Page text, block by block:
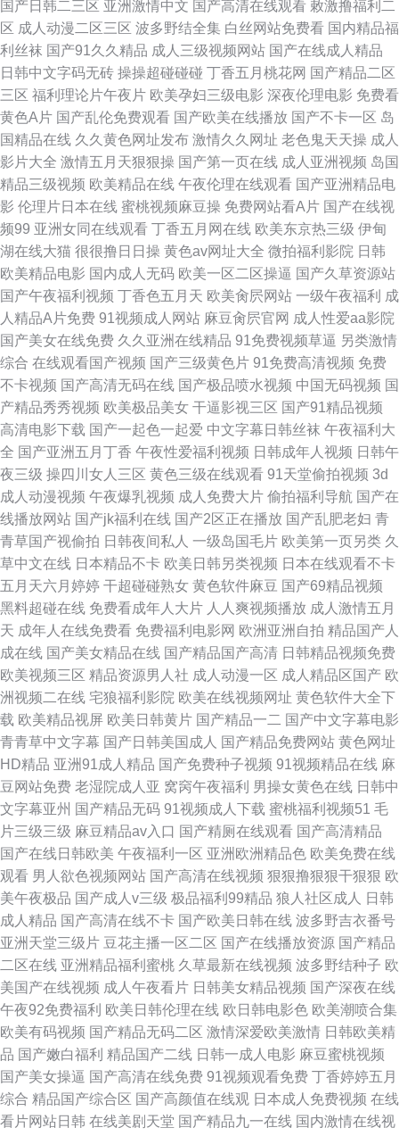
频在玩播放 欧美岛国国产干 欧美综合在线 日韩三级麻豆传媒网站 午夜AA网
站 亚洲在线黄网站 97超碰青青 欧美性爱SSS 91爱爱网站 91深夜电影 99国
产金品 波多野洁衣电影巨乳3 后入白虎穴 久久国产色 蜜乳视频91 欧美A片
视频在线 屁屁影院一区 日韩影片第4页 伪娘天堂人妖 亚洲色综合tv 91视频
网址在线 国产精品女6区 麻豆AV影视大全 最新av中文 91黑桃欧美 99热精品
25 国产精品天 久久国产婷婷精品综合 欧美精品久久高清资源
国产日韩二三区 亚洲激情中文 国产高清在线观看 敕激撸福利二
区 成人动漫二区三区 波多野结全集 白丝网站免费看 国内精品福
利丝袜 国产91久久精品 成人三级视频网站 国产在线成人精品
日韩中文字码无砖 操操超碰碰碰 丁香五月桃花网 国产精品二区
三区 福利理论片午夜片 欧美孕妇三级电影 深夜伦理电影 免费看
黄色A片 国产乱伦免费观看 国产欧美在线播放 国产不卡一区 岛
国精品在线 久久黄色网址发布 激情久久网址 老色鬼天天操 成人
影片大全 激情五月天狠狠操 国产第一页在线 成人亚洲视频 岛国
精品三级视频 欧美精品在线 午夜伦理在线观看 国产亚洲精品电
影 伦理片日本在线 蜜桃视频麻豆操 免费网站看A片 国产在线视
频99 亚洲女同在线观看 丁香五月网在线 欧美东京热三级 伊甸
湖在线大猫 很很撸日日操 黄色av网址大全 微拍福利影院 日韩
欧美精品电影 国内成人无码 欧美一区二区操逼 国产久草资源站
国产午夜福利视频 丁香色五月天 欧美肏屄网站 一级午夜福利 成
人精品A片免费 91视频成人网站 麻豆肏屄官网 成人性爱aa影院
国产美女在线免费 久久亚洲在线精品 91免费视频草逼 另类激情
综合 在线观看国产视频 国产三级黄色片 91免费高清视频 免费
不卡视频 国产高清无码在线 国产极品喷水视频 中国无码视频 国
产精品秀秀视频 欧美极品美女 干逼影视三区 国产91精品视频
高清电影下载 国产一起色一起爱 中文字幕日韩丝袜 午夜福利大
全 国产亚洲五月丁香 午夜性爱福利视频 日韩成年人视频 日韩午
夜三级 操四川女人三区 黄色三级在线观看 91天堂偷拍视频 3d
成人动漫视频 午夜爆乳视频 成人免费大片 偷拍福利导航 国产在
线播放网站 国产jk福利在线 国产2区正在播放 国产乱肥老妇 青
青草国产视偷拍 日韩夜间私人 一级岛国毛片 欧美第一页另类 久
草中文在线 日本精品不卡 欧美日韩另类视频 日本在线观看不卡
五月天六月婷婷 干超碰碰熟女 黄色软件麻豆 国产69精品视频
黑料超碰在线 免费看成年人大片 人人爽视频播放 成人激情五月
天 成年人在线免费看 免费福利电影网 欧洲亚洲自拍 精品国产人
成在线 国产美女精品在线 国产精品国产高清 日韩精品视频免费
欧美视频三区 精品资源男人社 成人动漫一区 成人精品区国产 欧
洲视频二在线 宅狼福利影院 欧美在线视频网址 黄色软件大全下
载 欧美精品视屏 欧美日韩黄片 国产精品一二 国产中文字幕电影
青青草中文字幕 国产日韩美国成人 国产精品免费网站 黄色网址
HD精品 亚洲91成人精品 国产免费种子视频 91视频精品在线 麻
豆网站免费 老湿院成人亚 窝窉午夜福利 男操女黄色在线 日韩中
文字幕亚州 国产精品无码 91视频成人下载 蜜桃福利视频51 毛
片三级三级 麻豆精品av入口 国产精厕在线观看 国产高清精品
国产在线日韩欧美 午夜福利一区 亚洲欧洲精品色 欧美免费在线
观看 男人欲色视频网站 国产高清在线视频 狠狠撸狠狠干狠狠 欧
美午夜极品 国产成人v三级 极品福利99精品 狼人社区成人
日韩
成人精品 国产高清在线不卡 国产欧美日韩在线 波多野吉衣番号
亚洲天堂三级片 豆花主播一区二区 国产在线播放资源 国产精品
二区在线 亚洲精品福利蜜桃 久草最新在线视频 波多野结种子 欧
美国产在线视频 成人午夜看片 日韩美女精品视频 国产深夜在线
午夜92免费福利 欧美日韩伦理在线 欧日韩电影色 欧美潮喷合集
欧美有码视频 国产精品无码二区 激情深爱欧美激情 日韩欧美精
品 国产嫩白福利 精品国产二线 日韩一成人电影 麻豆蜜桃视频
国产美女操逼 国产高清在线免费 91视频观看免费 丁香婷婷五月
综合 精品国产综合区 国产高颜值在线观 日本成人免费视频 在线
看片网站日韩 在线美剧天堂 国产精品九一在线 国内激情在线视